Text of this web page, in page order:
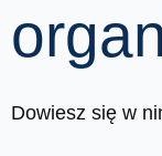
Dowiesz się w